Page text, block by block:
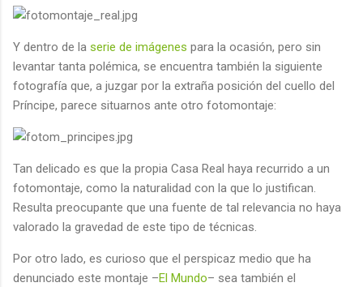
Y dentro de la serie de imágenes para la ocasión, pero sin
levantar tanta polémica, se encuentra también la siguiente
fotografía que, a juzgar por la extraña posición del cuello del
Príncipe, parece situarnos ante otro fotomontaje:
Tan delicado es que la propia Casa Real haya recurrido a un
fotomontaje, como la naturalidad con la que lo justifican.
Resulta preocupante que una fuente de tal relevancia no haya
valorado la gravedad de este tipo de técnicas.
Por otro lado, es curioso que el perspicaz medio que ha
denunciado este montaje –El Mundo– sea también el